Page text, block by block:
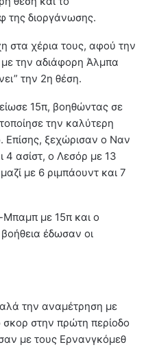
της διοργάνωσης.
στα χέρια τους, αφού την
με την αδιάφορη Άλμπα
την 2η θέση.
15π, βοηθώντας σε
την καλύτερη
Επίσης, ξεχώρισαν ο Ναν
4 ασίστ, ο Λεσόρ με 13
με 6 ριμπάουντ και 7
Μπαμπ με 15π και ο
έδωσαν οι
την αναμέτρηση με
στην πρώτη περίοδο
με τους Ερνανγκόμεθ